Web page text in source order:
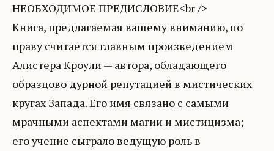
НЕОБХОДИМОЕ ПРЕДИСЛОВИЕ<br />
Книга, предлагаемая вашему вниманию, по
праву считается главным произведением
Алистера Кроули — автора, обладающего
образцово дурной репутацией в мистических
кругах Запада. Его имя связано с самыми
мрачными аспектами магии и мистицизма;
его уче­ние сыграло ведущую роль в